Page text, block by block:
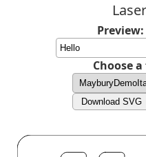
Preview:
Choose
Download SVG